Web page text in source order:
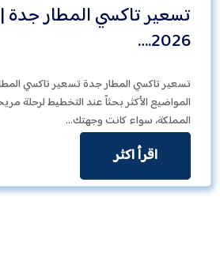
تسعير تاكسي المطار جدة
2026.…
تسعير تاكسي المطار جدة تسعير تاكسي
المواضيع الأكثر بحثاً عند التخطيط لرحلة
المملكة، سواء كانت وجهتك…
اقرأ اكثر